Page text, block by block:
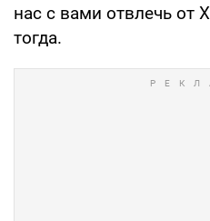
нас с вами отвлечь от
тогда.